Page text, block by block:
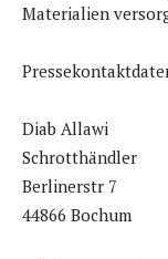
Materialien
Diab Allawi
Schrotthändler
Berlinerstr 7
44866 Bochum